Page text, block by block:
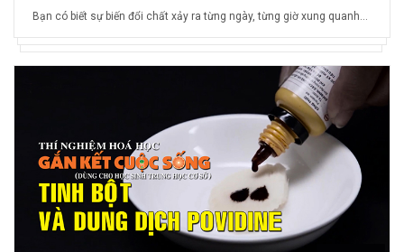
Bạn có biết sự biến đổi chất xảy ra từng ngày, từng giờ xung quanh...